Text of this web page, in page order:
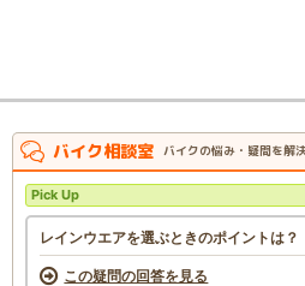
バイク相談室 バイクの悩み・疑問を解
Pick Up
レインウエアを選ぶときのポイントは？
この疑問の回答を見る